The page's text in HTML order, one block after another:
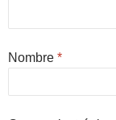
Nombre *